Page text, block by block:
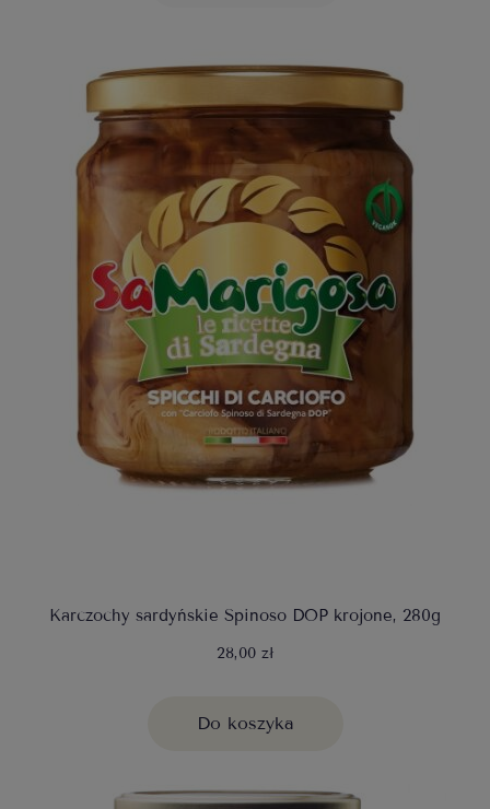
Karczochy sardyńskie Spinoso DOP krojone, 280g
28,00 zł
Do koszyka